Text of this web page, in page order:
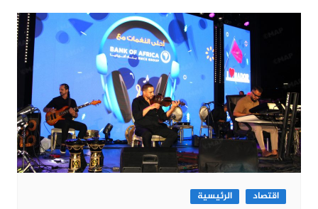
اقتصاد الرئيسية